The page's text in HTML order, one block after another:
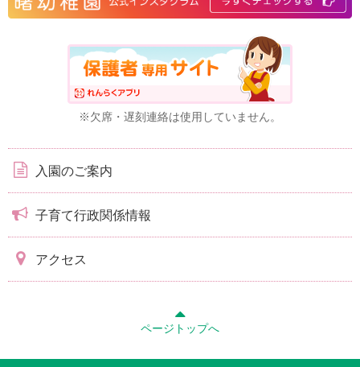
※欠席・遅刻連絡は使用していません。
入園のご案内
子育て行政関係情報
アクセス
ページトップへ